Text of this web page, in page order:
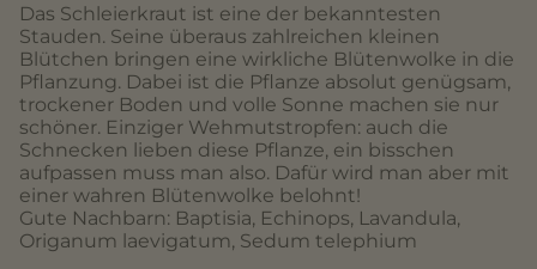
Das Schleierkraut ist eine der bekanntesten
Stauden. Seine überaus zahlreichen kleinen
Blütchen bringen eine wirkliche Blütenwolke in die
Pflanzung. Dabei ist die Pflanze absolut genügsam,
trockener Boden und volle Sonne machen sie nur
schöner. Einziger Wehmutstropfen: auch die
Schnecken lieben diese Pflanze, ein bisschen
aufpassen muss man also. Dafür wird man aber mit
einer wahren Blütenwolke belohnt!
Gute Nachbarn: Baptisia, Echinops, Lavandula,
Origanum laevigatum, Sedum telephium